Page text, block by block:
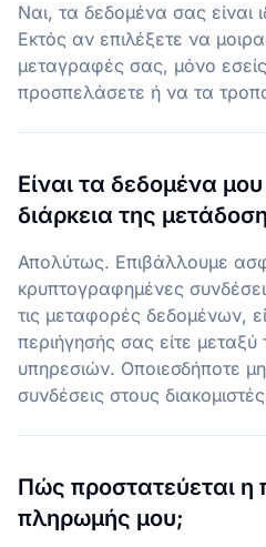
Ναι, τα δεδομένα σας είναι
Εκτός αν επιλέξετε να
μεταγραφές σας, μόνο
προσπελάσετε ή να τα
Είναι τα δεδομένα
διάρκεια της
Απολύτως. Επιβάλλουμε
κρυπτογραφημένες
τις μεταφορές δεδομένων,
περιήγησής σας είτε
υπηρεσιών. Οποιεσδήποτε
συνδέσεις στους
Πώς προστατεύεται η
πληρωμής μου;